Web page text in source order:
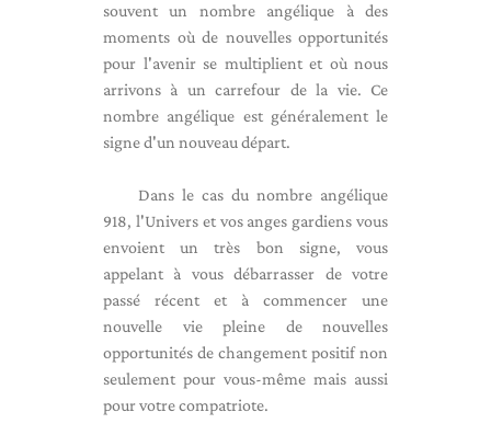
souvent un nombre angélique à des
moments où de nouvelles opportunités
pour l'avenir se multiplient et où nous
arrivons à un carrefour de la vie. Ce
nombre angélique est généralement le
signe d'un nouveau départ.
Dans le cas du nombre angélique
918, l'Univers et vos anges gardiens vous
envoient un très bon signe, vous
appelant à vous débarrasser de votre
passé récent et à commencer une
nouvelle vie pleine de nouvelles
opportunités de changement positif non
seulement pour vous-même mais aussi
pour votre compatriote.